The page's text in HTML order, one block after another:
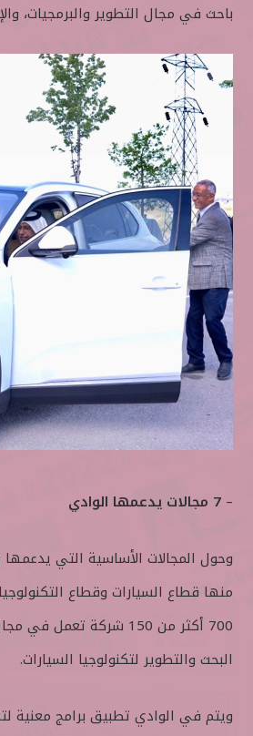
باحث في مجال التطوير والبرمجيات،
– 7 مجالات يدعمها الوادي
منها قطاع السيارات وقطاع
700 أكثر من 150 شركة
البحث والتطوير لتكنولوجيا السيارات.